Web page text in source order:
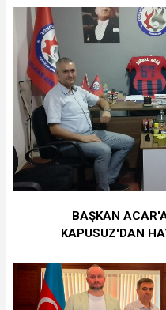
BAŞKAN
KAPUSUZ'DAN